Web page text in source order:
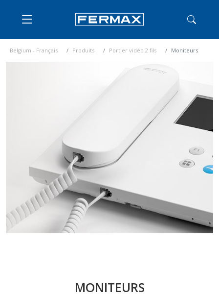
Belgium - Français Produits Portier vidéo 2 fils Moniteurs
MONITEURS